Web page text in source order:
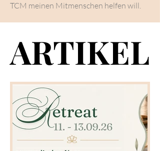
TCM meinen Mitmenschen helfen will.
ARTIKEL
ARTIKEL